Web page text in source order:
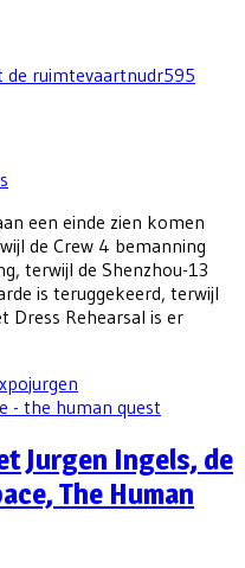
de ruimtevaartnudr595
een einde zien komen
de Crew 4 bemanning
terwijl de Shenzhou-13
is teruggekeerd, terwijl
Dress Rehearsal is er
jurgen
- the human quest
Jurgen Ingels, de
The Human